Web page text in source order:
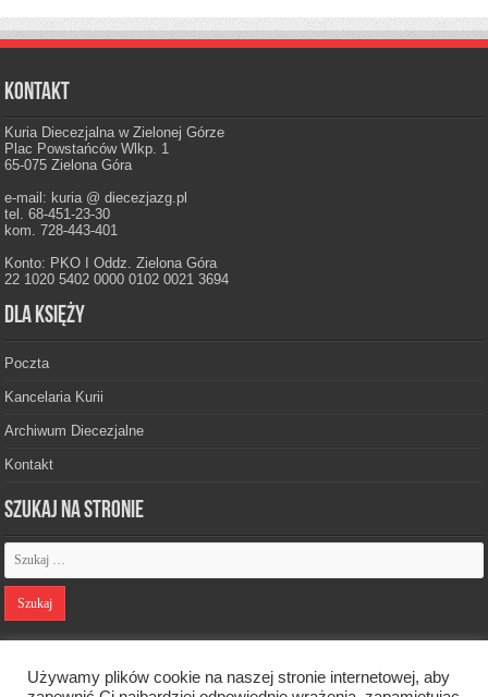
Kontakt
Kuria Diecezjalna w Zielonej Górze
Plac Powstańców Wlkp. 1
65-075 Zielona Góra
e-mail: kuria @ diecezjazg.pl
tel. 68-451-23-30
kom. 728-443-401
Konto: PKO I Oddz. Zielona Góra
22 1020 5402 0000 0102 0021 3694
Dla księży
Poczta
Kancelaria Kurii
Archiwum Diecezjalne
Kontakt
Szukaj na stronie
Używamy plików cookie na naszej stronie internetowej, aby